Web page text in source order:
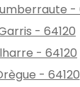
-
- 64120
- 64120
- 64120